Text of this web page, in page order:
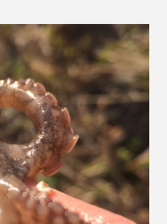
ハタタテダイ
ハナゴンドウ
ハナビラウオ
ハリヨ
キ